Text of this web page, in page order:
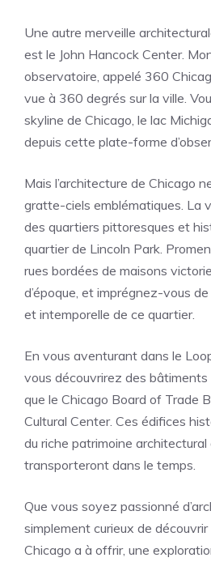
Une autre merveille
est le John Hancock Center.
observatoire, appelé 360
vue à 360 degrés sur la ville.
skyline de Chicago, le lac
depuis cette plate-forme
Mais l’architecture de Chicago
gratte-ciels emblématiques. La
des quartiers pittoresques et
quartier de Lincoln Park.
rues bordées de maisons
d’époque, et imprégnez-vous
et intemporelle de ce quartier.
En vous aventurant dans le
vous découvrirez des
que le Chicago Board of Trade
Cultural Center. Ces édifices
du riche patrimoine
transporteront dans le temps.
Que vous soyez passionné
simplement curieux de
Chicago a à offrir, une